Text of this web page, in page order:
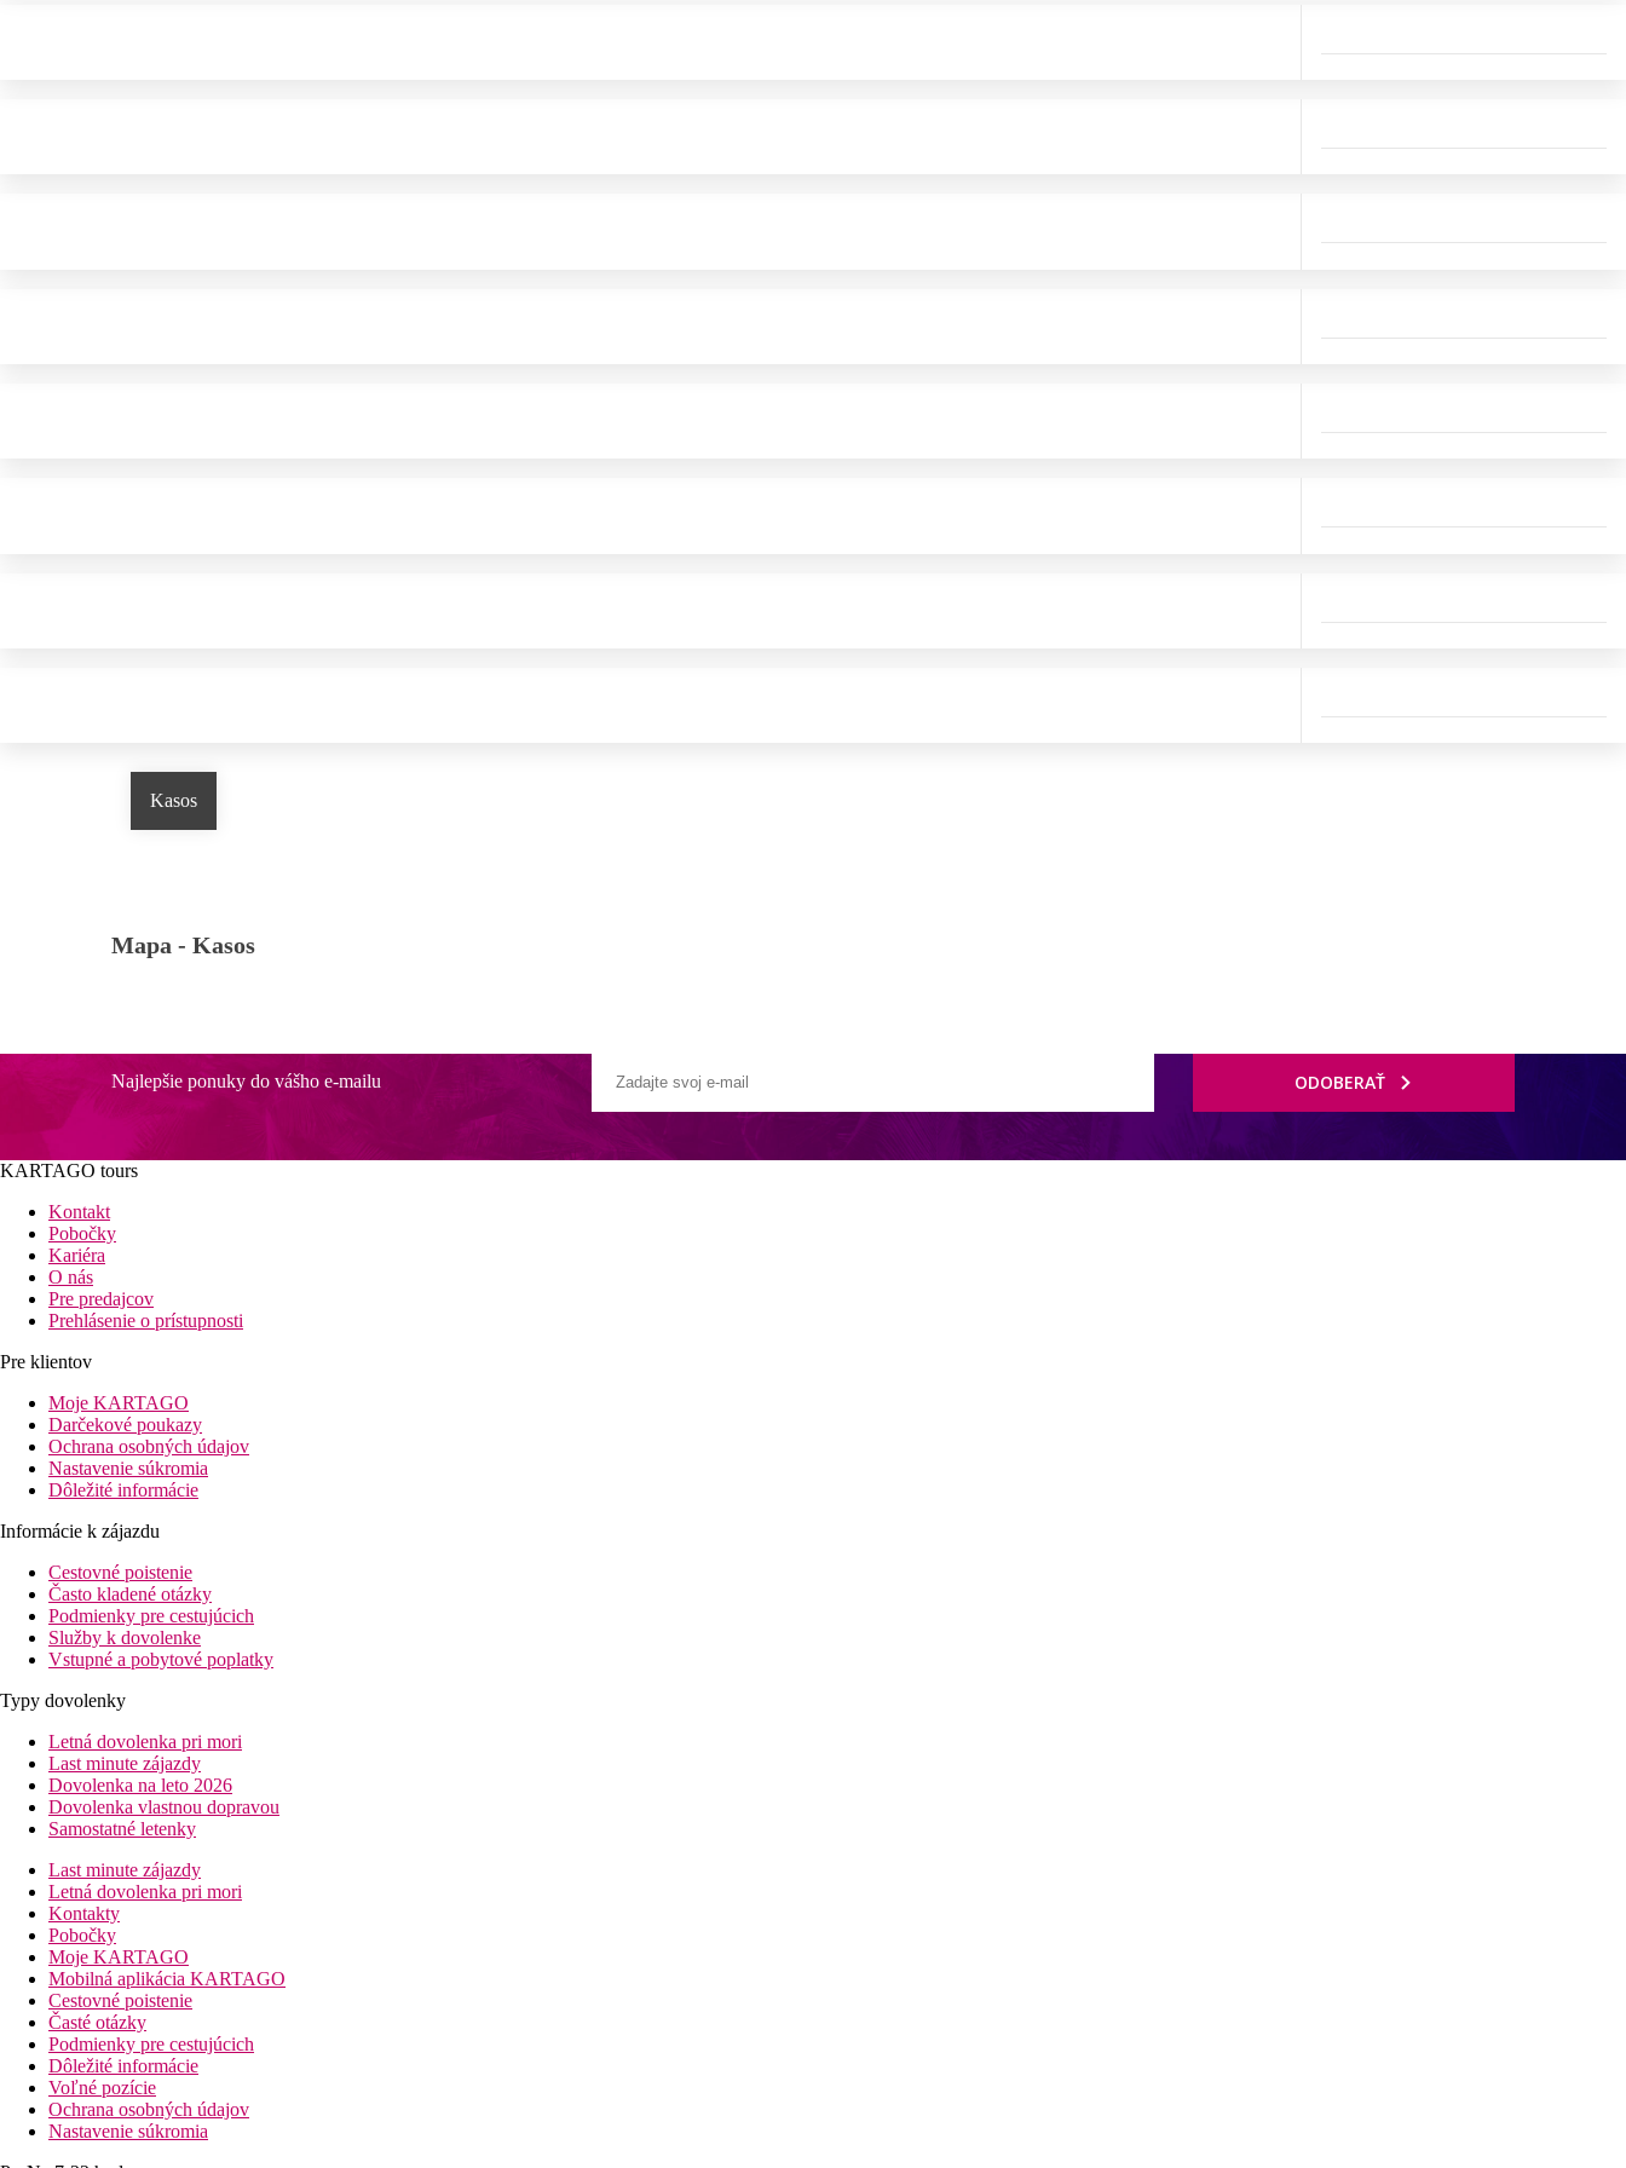
Kasos
Mapa - Kasos
Najlepšie ponuky do vášho e-mailu ODOBERAŤ
KARTAGO tours
Kontakt
Pobočky
Kariéra
O nás
Pre predajcov
Prehlásenie o prístupnosti
Pre klientov
Moje KARTAGO
Darčekové poukazy
Ochrana osobných údajov
Nastavenie súkromia
Dôležité informácie
Informácie k zájazdu
Cestovné poistenie
Často kladené otázky
Podmienky pre cestujúcich
Služby k dovolenke
Vstupné a pobytové poplatky
Typy dovolenky
Letná dovolenka pri mori
Last minute zájazdy
Dovolenka na leto 2026
Dovolenka vlastnou dopravou
Samostatné letenky
Last minute zájazdy
Letná dovolenka pri mori
Kontakty
Pobočky
Moje KARTAGO
Mobilná aplikácia KARTAGO
Cestovné poistenie
Časté otázky
Podmienky pre cestujúcich
Dôležité informácie
Voľné pozície
Ochrana osobných údajov
Nastavenie súkromia